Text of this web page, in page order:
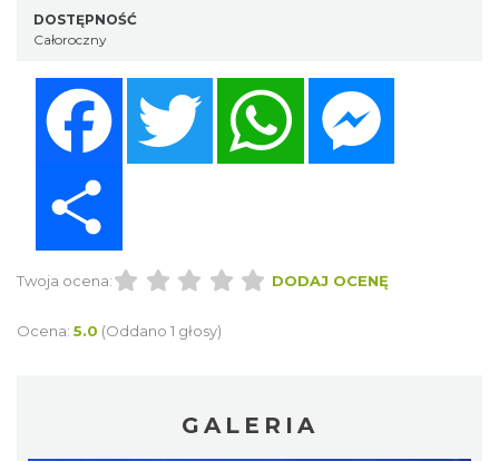
DOSTĘPNOŚĆ
Całoroczny
Twitter WhatsApp
Twoja ocena: DODAJ OCENĘ
Ocena: 5.0 (Oddano 1 głosy)
GALERIA